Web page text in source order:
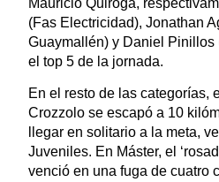
Mauricio Quiroga,
(Fas Electricidad), Jonathan
Guaymallén) y Daniel Pinillos
el top 5 de la jornada.
En el resto de las categorías,
Crozzolo se escapó a 10
llegar en solitario a la meta,
Juveniles. En Máster, el
venció en una fuga de cuatro